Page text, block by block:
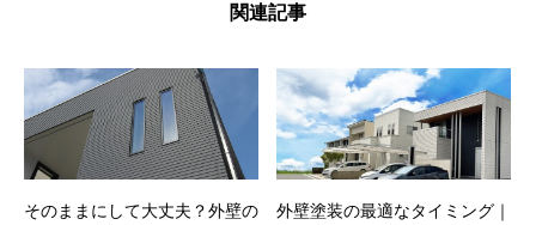
関連記事
そのままにして大丈夫？外壁の
外壁塗装の最適なタイミング｜